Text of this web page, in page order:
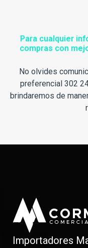
Para cualquier
compras con
No olvides
preferencial 302
brindaremos de
Importadores